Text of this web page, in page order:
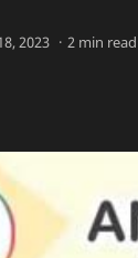
2 min read